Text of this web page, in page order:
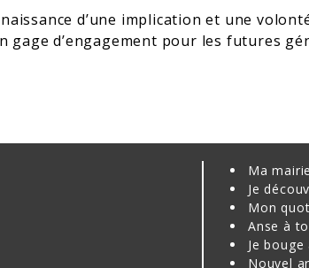
d’une implication et une
gage d’engagement pour les futures
Ma mairie
Je
Mon
Anse à
Je bouge
Nouvel